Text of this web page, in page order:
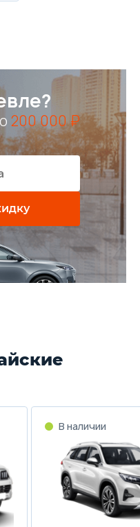
200 000 ₽